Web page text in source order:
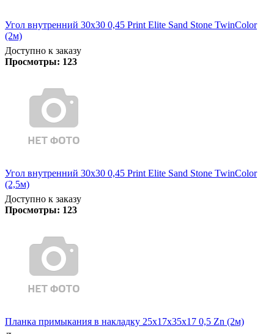
Угол внутренний 30х30 0,45 Print Elite Sand Stone TwinColor
(2м)
Доступно к заказу
Просмотры: 123
Угол внутренний 30х30 0,45 Print Elite Sand Stone TwinColor
(2,5м)
Доступно к заказу
Просмотры: 123
Планка примыкания в накладку 25х17х35х17 0,5 Zn (2м)